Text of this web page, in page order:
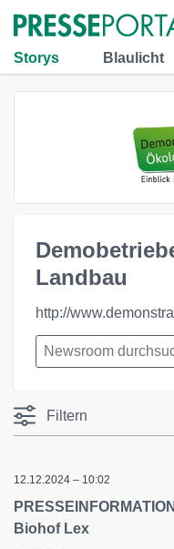
Storys Blaulicht
Landbau
http://
Filtern
12.12.2024 – 10:02
Biohof Lex